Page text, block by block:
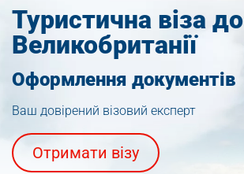
Туристична віза до
Великобританії
Оформлення документів
Ваш довірений візовий експерт
Отримати візу